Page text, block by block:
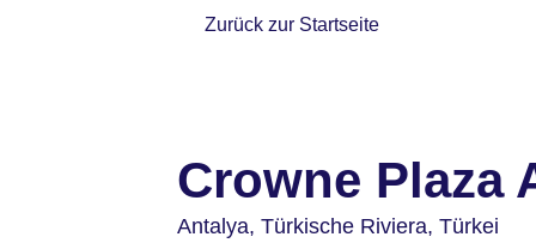
Zurück zur Startseite
Crowne Plaza
Antalya, Türkische Riviera, Türkei